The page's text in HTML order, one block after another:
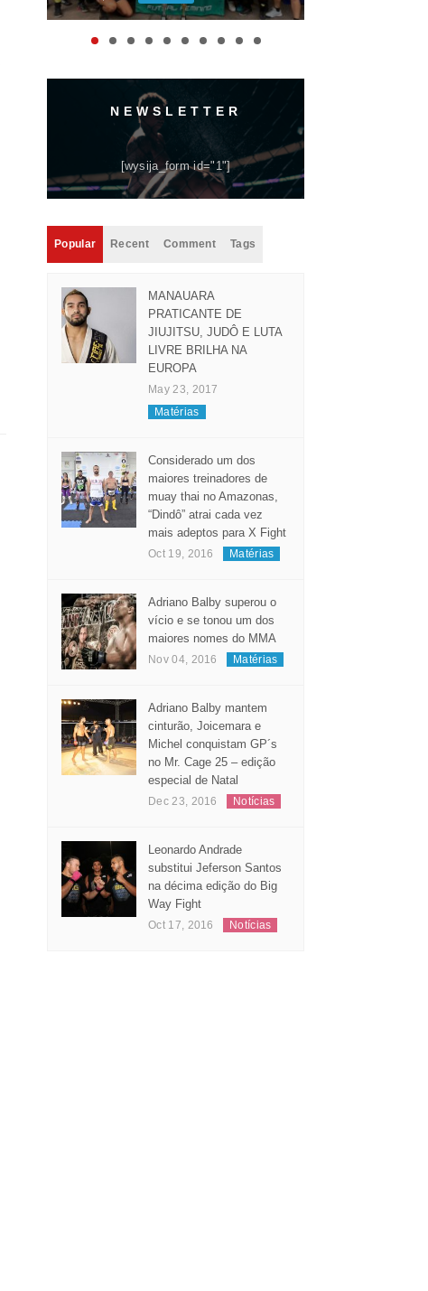
NEWSLETTER
[wysija_form id="1"]
Popular Recent Comment Tags
MANAUARA
PRATICANTE DE
JIUJITSU, JUDÔ E LUTA
LIVRE BRILHA NA
EUROPA
May 23, 2017
Matérias
Considerado um dos
maiores treinadores de
muay thai no Amazonas,
“Dindô” atrai cada vez
mais adeptos para X Fight
Oct 19, 2016 Matérias
Adriano Balby superou o
vício e se tonou um dos
maiores nomes do MMA
Nov 04, 2016 Matérias
Adriano Balby mantem
cinturão, Joicemara e
Michel conquistam GP´s
no Mr. Cage 25 – edição
especial de Natal
Dec 23, 2016 Notícias
Leonardo Andrade
substitui Jeferson Santos
na décima edição do Big
Way Fight
Oct 17, 2016 Notícias